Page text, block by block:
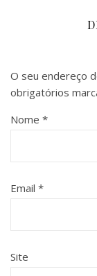
O seu endereço
obrigatórios
Nome *
Email *
Site